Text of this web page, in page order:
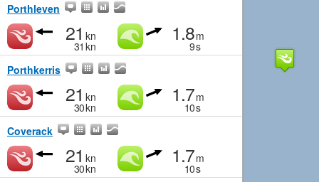
Porthleven
21 kn
31 kn
1.8m
9s
Porthkerris
21 kn
30kn
1.7m
10s
Coverack
21 kn
30kn
1.7m
10s